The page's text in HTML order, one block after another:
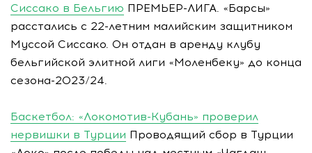
Сиссако в Бельгию ПРЕМЬЕР-ЛИГА. «Барсы»
расстались с 22-летним малийским защитником
Муссой Сиссако. Он отдан в аренду клубу
бельгийской элитной лиги «Моленбеку» до конца
сезона-2023/24.
Баскетбол: «Локомотив-Кубань» проверил
нервишки в Турции Проводящий сбор в Турции